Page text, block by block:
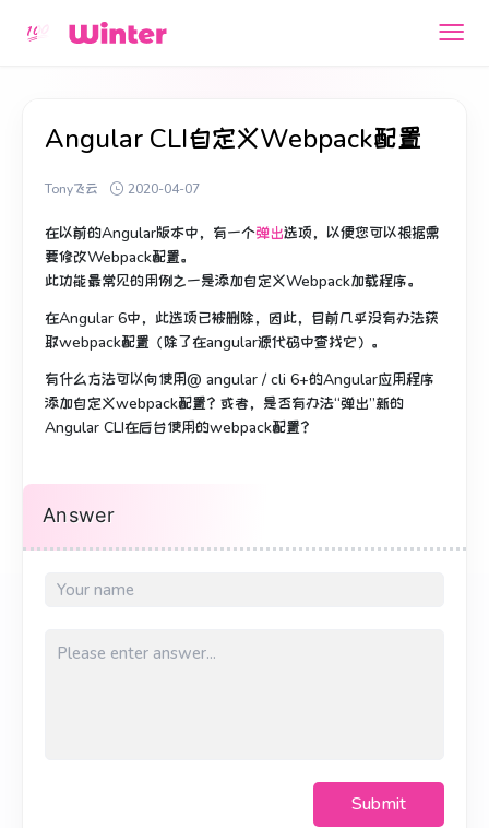
Angular CLI自定义Webpack配置
Tony飞云 2020-04-07
在以前的Angular版本中，有一个弹出选项， 以便您可以根据需
要修改Webpack配置。
此功能最常见的用例之一是添加自定义Webpack加载程序。
在Angular 6中，此选项已被删除，因此，目前几乎没有办法获
取webpack配置（除了在angular源代码中查找它）。
有什么方法可以向使用@ angular / cli 6+的Angular应用程序
添加自定义webpack配置？ 或者，是否有办法“弹出”新的
Angular CLI在后台使用的webpack配置？
Answer
Submit